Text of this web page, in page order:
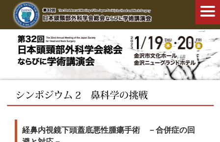
経鼻内視鏡下頭蓋底悪性腫瘍手術 －合併症の回